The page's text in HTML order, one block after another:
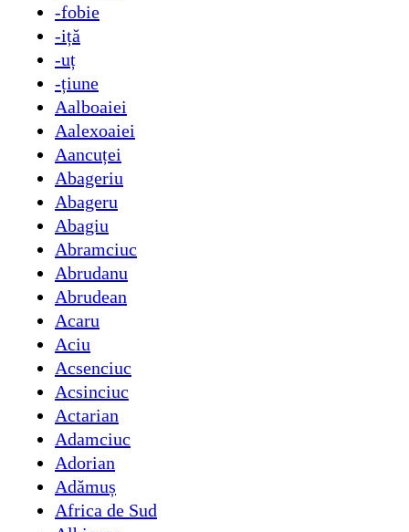
-fobie
-iță
-uț
-țiune
Aalboaiei
Aalexoaiei
Aancuței
Abageriu
Abageru
Abagiu
Abramciuc
Abrudanu
Abrudean
Acaru
Aciu
Acsenciuc
Acsinciuc
Actarian
Adamciuc
Adorian
Adămuș
Africa de Sud